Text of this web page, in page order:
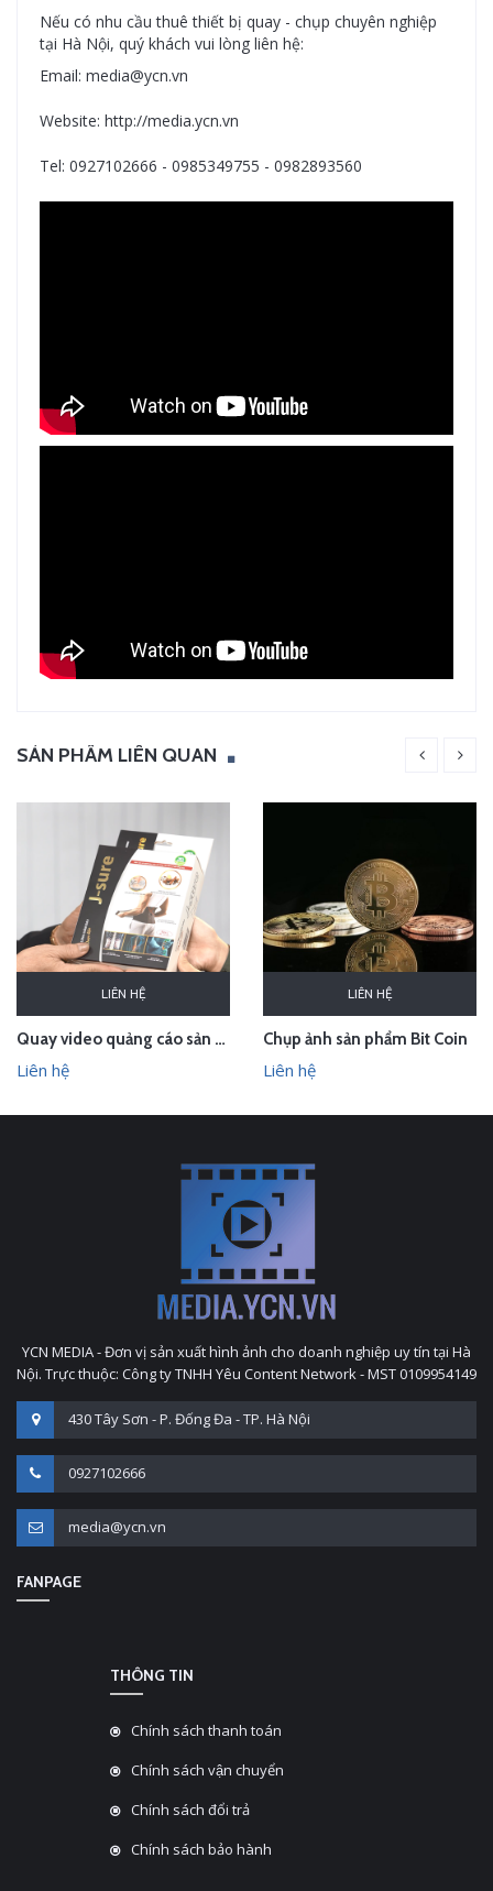
Nếu có nhu cầu thuê thiết bị quay - chụp chuyên nghiệp
tại Hà Nội, quý khách vui lòng liên hệ:
Email: media@ycn.vn
Website: http://media.ycn.vn
Tel: 0927102666 - 0985349755 - 0982893560
SẢN PHẨM LIÊN QUAN
LIÊN HỆ
Quay video quảng cáo sản phẩm đai giảm đau J-Sure
Liên hệ
LIÊN HỆ
Chụp ảnh sản phẩm Bit Coin
Liên hệ
YCN MEDIA - Đơn vị sản xuất hình ảnh cho doanh nghiệp uy tín tại Hà
Nội. Trực thuộc: Công ty TNHH Yêu Content Network - MST 0109954149
430 Tây Sơn - P. Đống Đa - TP. Hà Nội
0927102666
media@ycn.vn
FANPAGE
THÔNG TIN
Chính sách thanh toán
Chính sách vận chuyển
Chính sách đổi trả
Chính sách bảo hành